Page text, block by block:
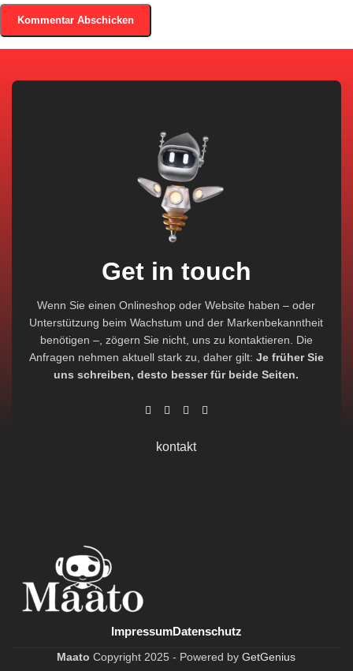
Get in touch
Wenn Sie einen Onlineshop oder Website haben – oder
Unterstützung beim Wachstum und der Markenbekanntheit
benötigen –, zögern Sie nicht, uns zu kontaktieren. Die
Anfragen nehmen aktuell stark zu, daher gilt: Je früher Sie
uns schreiben, desto besser für beide Seiten.
kontakt
ImpressumDatenschutz
Maato Copyright2025 - Powered byGetGenius